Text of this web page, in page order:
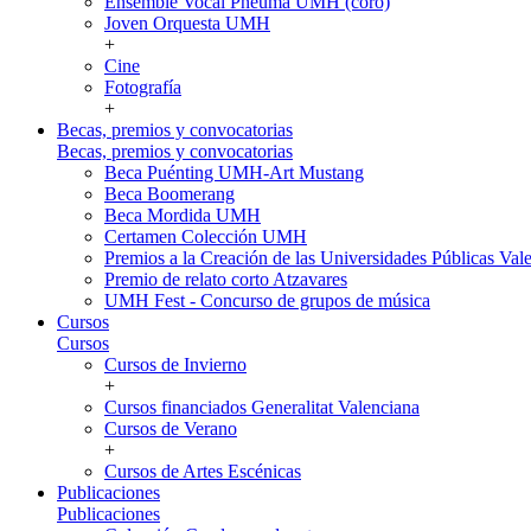
Joven Orquesta UMH
+
Cine
Fotografía
+
Becas, premios y convocatorias
Becas, premios y convocatorias
Beca Puénting UMH-Art Mustang
Beca Boomerang
Beca Mordida UMH
Certamen Colección UMH
Premios a la Creación de las Universidades Públicas
Premio de relato corto Atzavares
UMH Fest - Concurso de grupos de música
Cursos
Cursos
Cursos de Invierno
+
Cursos financiados Generalitat Valenciana
Cursos de Verano
+
Cursos de Artes Escénicas
Publicaciones
Publicaciones